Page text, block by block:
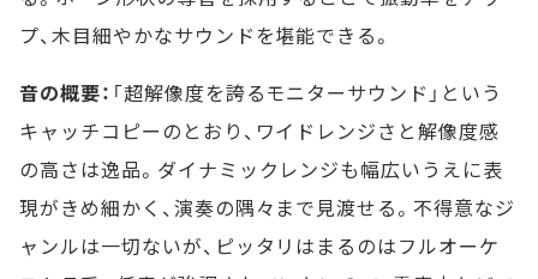
プ、木目細やかなサウンドを堪能できる。
音の概要： 「超解像度を誇るモニターサウンド」という
キャッチコピーのとおり、ワイドレンジさと解像度感
の高さは逸品。ダイナミックレンジも幅広いうえに表
現がきめ細かく、演奏の隅々まで見渡せる。不得意なジ
ャンルは一切ないが、ピッタリはまるのはフルオーケ